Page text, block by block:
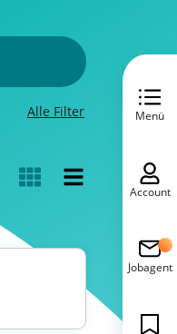
Alle Filter Menü
Account
Jobagent